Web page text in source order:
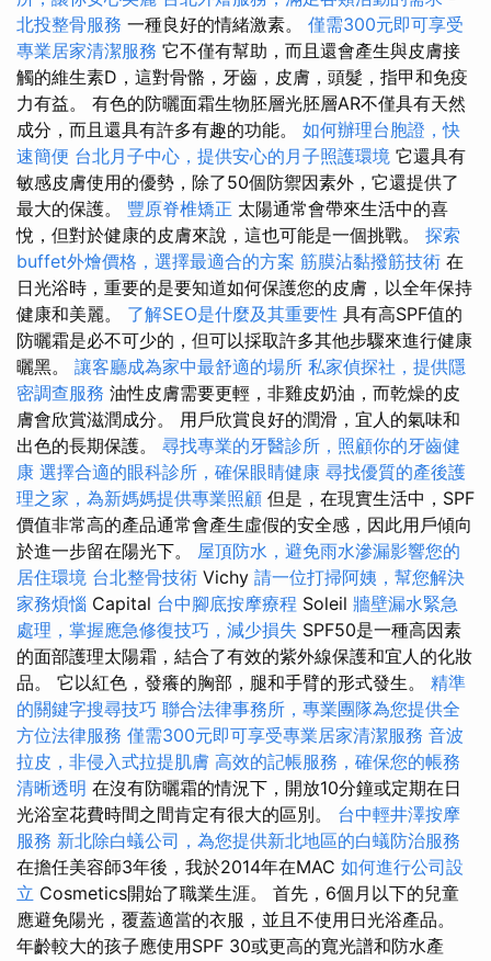
北投整骨服務 一種良好的情緒激素。 僅需300元即可享受
專業居家清潔服務 它不僅有幫助，而且還會產生與皮膚接
觸的維生素D，這對骨骼，牙齒，皮膚，頭髮，指甲和免疫
力有益。 有色的防曬面霜生物胚層光胚層AR不僅具有天然
成分，而且還具有許多有趣的功能。 如何辦理台胞證，快
速簡便 台北月子中心，提供安心的月子照護環境 它還具有
敏感皮膚使用的優勢，除了50個防禦因素外，它還提供了
最大的保護。 豐原脊椎矯正 太陽通常會帶來生活中的喜
悅，但對於健康的皮膚來說，這也可能是一個挑戰。 探索
buffet外燴價格，選擇最適合的方案 筋膜沾黏撥筋技術 在
日光浴時，重要的是要知道如何保護您的皮膚，以全年保持
健康和美麗。 了解SEO是什麼及其重要性 具有高SPF值的
防曬霜是必不可少的，但可以採取許多其他步驟來進行健康
曬黑。 讓客廳成為家中最舒適的場所 私家偵探社，提供隱
密調查服務 油性皮膚需要更輕，非雞皮奶油，而乾燥的皮
膚會欣賞滋潤成分。 用戶欣賞良好的潤滑，宜人的氣味和
出色的長期保護。 尋找專業的牙醫診所，照顧你的牙齒健
康 選擇合適的眼科診所，確保眼睛健康 尋找優質的產後護
理之家，為新媽媽提供專業照顧 但是，在現實生活中，SPF
價值非常高的產品通常會產生虛假的安全感，因此用戶傾向
於進一步留在陽光下。 屋頂防水，避免雨水滲漏影響您的
居住環境 台北整骨技術 Vichy 請一位打掃阿姨，幫您解決
家務煩惱 Capital 台中腳底按摩療程 Soleil 牆壁漏水緊急
處理，掌握應急修復技巧，減少損失 SPF50是一種高因素
的面部護理太陽霜，結合了有效的紫外線保護和宜人的化妝
品。 它以紅色，發癢的胸部，腿和手臂的形式發生。 精準
的關鍵字搜尋技巧 聯合法律事務所，專業團隊為您提供全
方位法律服務 僅需300元即可享受專業居家清潔服務 音波
拉皮，非侵入式拉提肌膚 高效的記帳服務，確保您的帳務
清晰透明 在沒有防曬霜的情況下，開放10分鐘或定期在日
光浴室花費時間之間肯定有很大的區別。 台中輕井澤按摩
服務 新北除白蟻公司，為您提供新北地區的白蟻防治服務
在擔任美容師3年後，我於2014年在MAC 如何進行公司設
立 Cosmetics開始了職業生涯。 首先，6個月以下的兒童
應避免陽光，覆蓋適當的衣服，並且不使用日光浴產品。
年齡較大的孩子應使用SPF 30或更高的寬光譜和防水產